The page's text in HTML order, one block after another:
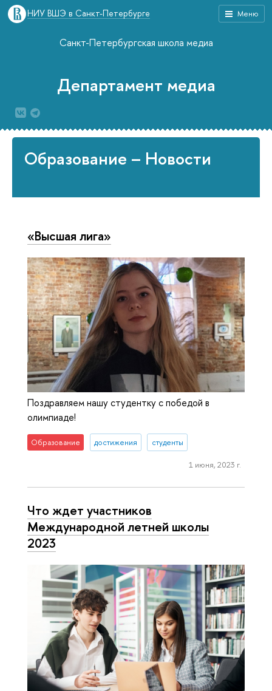
Меню
НИУ ВШЭ в Санкт-Петербурге
Санкт-Петербургская школа медиа
Департамент медиа
Образование – Новости
«Высшая лига»
Поздравляем нашу студентку с победой в
олимпиаде!
Образование достижения студенты
1 июня, 2023 г.
Что ждет участников
Международной летней школы
2023